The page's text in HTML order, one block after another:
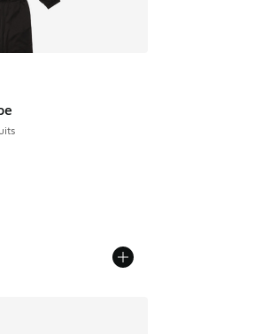
Prix en baisse de € 139,99 à